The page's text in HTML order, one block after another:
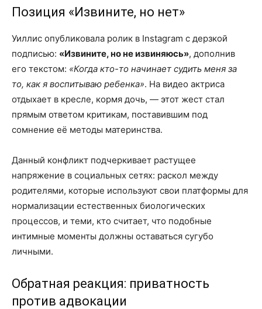
Позиция «Извините, но нет»
Уиллис опубликовала ролик в Instagram с дерзкой
подписью: «Извините, но не извиняюсь», дополнив
его текстом: «Когда кто-то начинает судить меня за
то, как я воспитываю ребенка». На видео актриса
отдыхает в кресле, кормя дочь, — этот жест стал
прямым ответом критикам, поставившим под
сомнение её методы материнства.
Данный конфликт подчеркивает растущее
напряжение в социальных сетях: раскол между
родителями, которые используют свои платформы для
нормализации естественных биологических
процессов, и теми, кто считает, что подобные
интимные моменты должны оставаться сугубо
личными.
Обратная реакция: приватность
против адвокации